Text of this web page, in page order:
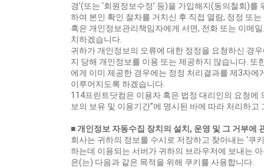
경’(또는 ‘회원정보수정’ 등)을 가입해지(동의철회)를
하여 본인 확인 절차를 거치신 후 직접 열람, 정정 또
혹은 개인정보관리책임자에게 서면, 전화 또는 이메
치하겠습니다.
귀하가 개인정보의 오류에 대한 정정을 요청하신 경
지 당해 개인정보를 이용 또는 제공하지 않습니다. 또
에게 이미 제공한 경우에는 정정 처리결과를 제3자에
이루어지도록 하겠습니다.
114프린트닷컴은 이용자 혹은 법정 대리인의 요청에
보의 보유 및 이용기간”에 명시된 바에 따라 처리하
■ 개인정보 자동수집 장치의 설치, 운영 및 그 거부에
회사는 귀하의 정보를 수시로 저장하고 찾아내는 ‘
하는데 이용되는 서버가 귀하의 브라우저에 보내는
은(는) 다음과 같은 목적을 위해 쿠키를 사용합니다.